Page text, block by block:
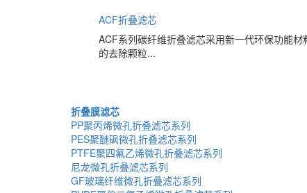
ACF折叠滤芯
ACF系列碳纤维折叠滤芯采用新一代环保功能
的去除颗粒...
折叠膜滤芯
PP聚丙烯微孔折叠滤芯系列
PES聚醚砜微孔折叠滤芯系列
PTFE聚四氟乙烯微孔折叠滤芯系列
尼龙微孔折叠滤芯系列
GF玻璃纤维微孔折叠滤芯系列